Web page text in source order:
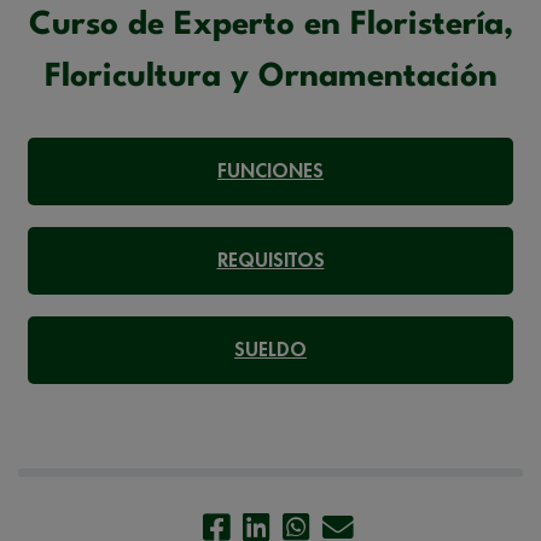
Curso de Experto en Floristería,
Floricultura y Ornamentación
FUNCIONES
REQUISITOS
SUELDO